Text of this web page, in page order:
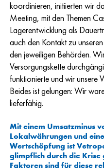
koordinieren, initiierten wir
Meeting, mit den Themen
Lagerentwicklung als
auch den Kontakt zu
den jeweiligen Behörden.
Versorgungskette
funktionierte und wir unsere
Beides ist gelungen: Wir
lieferfähig.
Mit einem Umsatzminus
Lokalwährungen und
Wertschöpfung ist
glimpflich durch die Krise
Faktoren sind für diese